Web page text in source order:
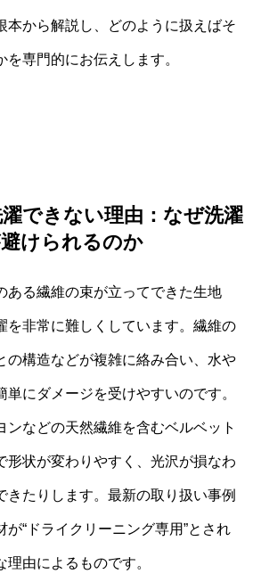
本から解説し、どのように扱えばそ
専門的にお伝えします。
できない理由：なぜ洗濯
けられるのか
ある繊維の束が立ってできた生地
を非常に難しくしています。繊維の
の構造などが複雑に絡み合い、水や
単にダメージを受けやすいのです。
ンなどの天然繊維を含むベルベット
形状が変わりやすく、光沢が損なわ
きたりします。最新の取り扱い事例
が“ドライクリーニング専用”とされ
理由によるものです。